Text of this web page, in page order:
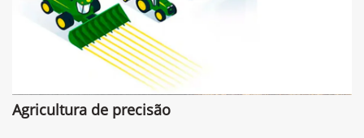
Agricultura de precisão